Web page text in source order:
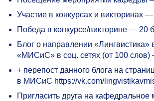
Участие в конкурсах и викторинах
Победа в конкурсе/викторине — 20
Блог о направлении
«МИСиС» в соц. сетях (от 100
+ перепост данного блога на
в МИСиС https://vk.com/
Пригласить друга на